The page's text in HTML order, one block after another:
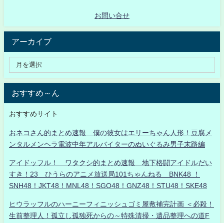
お問い合せ
アーカイブ
おすすめ～ん
おすすめサイト
おネコさん的まとめ速報 僕の彼女はエリーちゃん人形！豆腐メ
ンタルメンヘラ電波中年アルバイターのぬいぐるみ男子末路編
アイドッフル！ ワタクシ的まとめ速報 地下格闘アイドルだい
すき！23 ひうらのアニメ放送局101ちゃんねる BNK48 ！
SNH48！JKT48！MNL48！SGO48！GNZ48！STU48！SKE48
ヒウラッフルのハーニーフィニッシュゴミ屋敷補完計画 ＜必殺！
生前整理人！孤立し孤独死からの～特殊清掃・遺品整理への道F